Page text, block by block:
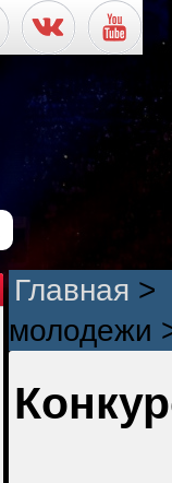
Главная >
молодежи